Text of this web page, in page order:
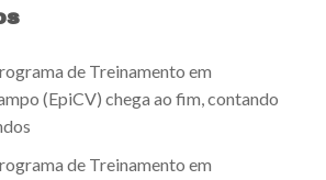
de Treinamento em
(EpiCV) chega ao fim, contando
de Treinamento em